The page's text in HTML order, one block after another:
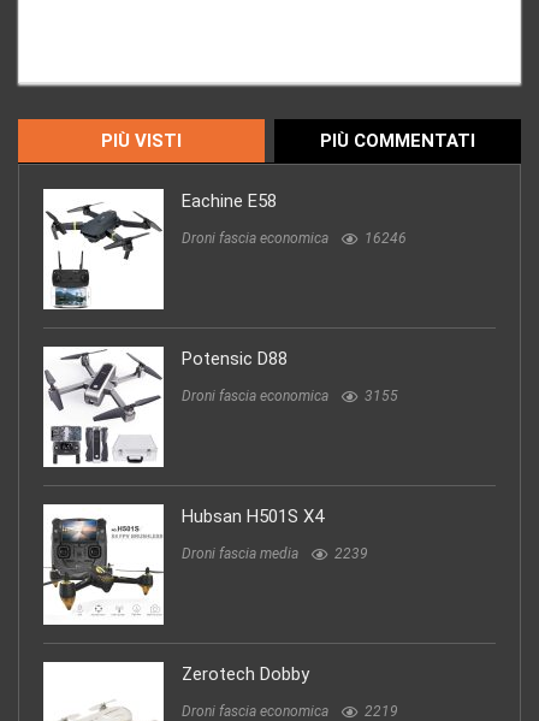
PIÙ VISTI PIÙ COMMENTATI
Eachine E58
Droni fascia economica 16246
Potensic D88
Droni fascia economica 3155
Hubsan H501S X4
Droni fascia media 2239
Zerotech Dobby
Droni fascia economica 2219